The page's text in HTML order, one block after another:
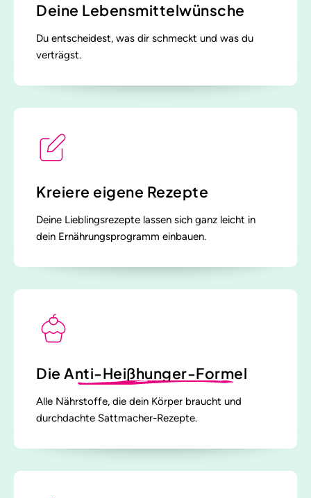
Deine Lebensmittelwünsche
Du entscheidest, was dir schmeckt und was du
verträgst.
Kreiere eigene Rezepte
Deine Lieblingsrezepte lassen sich ganz leicht in
dein Ernährungsprogramm einbauen.
Die Anti-Heißhunger-Formel
Alle Nährstoffe, die dein Körper braucht und
durchdachte Sattmacher-Rezepte.